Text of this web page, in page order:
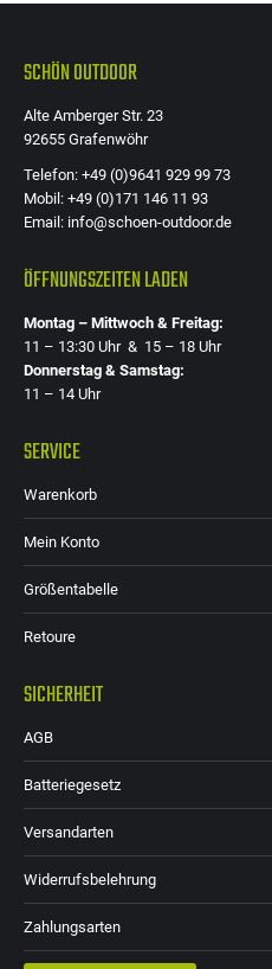
SCHÖN OUTDOOR
Alte Amberger Str. 23
92655 Grafenwöhr
Telefon: +49 (0)9641 929 99 73
Mobil: +49 (0)171 146 11 93
Email: info@schoen-outdoor.de
ÖFFNUNGSZEITEN LADEN
Montag – Mittwoch & Freitag:
11 – 13:30 Uhr & 15 – 18 Uhr
Donnerstag & Samstag:
11 – 14 Uhr
SERVICE
Warenkorb
Mein Konto
Größentabelle
Retoure
SICHERHEIT
AGB
Batteriegesetz
Versandarten
Widerrufsbelehrung
Zahlungsarten